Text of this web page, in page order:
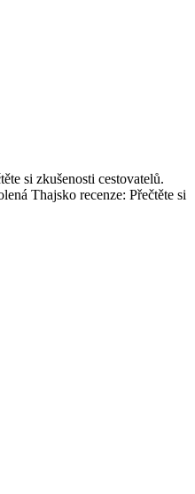
Thajsko recenze: Přečtěte si